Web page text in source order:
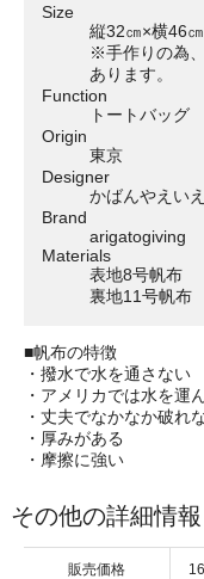
Size
縦32㎝×横46
※手作りの為
あります。
Function
トートバッグ
Origin
東京
Designer
かばんやえい
Brand
arigatogiving
Materials
表地8号帆布
裏地11号帆布
■帆布の特徴
・撥水で水を通さない
・アメリカでは水を運
・丈夫でなかなか破れ
・厚みがある
・摩擦に強い
その他の詳細情報
販売価格